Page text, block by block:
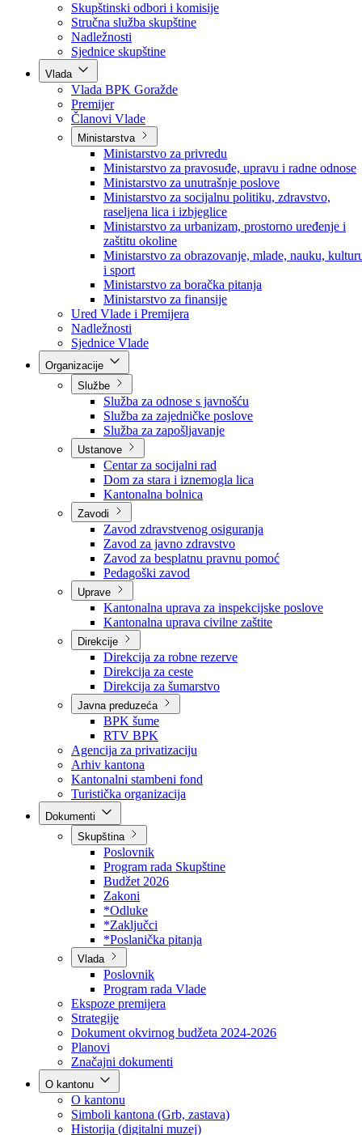
Poslanici po strankama
Poslanici po klubovima naroda
Kolegij skupštine
Skupštinski odbori i komisije
Stručna služba skupštine
Nadležnosti
Sjednice skupštine
Vlada
Vlada BPK Goražde
Premijer
Članovi Vlade
Ministarstva
Ministarstvo za privredu
Ministarstvo za pravosuđe, upravu i radne odnose
Ministarstvo za unutrašnje poslove
Ministarstvo za socijalnu politiku, zdravstvo,
raseljena lica i izbjeglice
Ministarstvo za urbanizam, prostorno uređenje i
zaštitu okoline
Ministarstvo za obrazovanje, mlade, nauku,
i sport
Ministarstvo za boračka pitanja
Ministarstvo za finansije
Ured Vlade i Premijera
Nadležnosti
Sjednice Vlade
Službe
Služba za odnose s javnošću
Služba za zajedničke poslove
Služba za zapošljavanje
Ustanove
Centar za socijalni rad
Dom za stara i iznemogla lica
Kantonalna bolnica
Zavodi
Zavod zdravstvenog osiguranja
Zavod za javno zdravstvo
Zavod za besplatnu pravnu pomoć
Pedagoški zavod
Uprave
Kantonalna uprava za inspekcijske poslove
Kantonalna uprava civilne zaštite
Direkcije
Direkcija za robne rezerve
Direkcija za ceste
Direkcija za šumarstvo
Javna preduzeća
BPK šume
RTV BPK
Agencija za privatizaciju
Arhiv kantona
Kantonalni stambeni fond
Turistička organizacija
Skupština
Poslovnik
Program rada Skupštine
Budžet 2026
Zakoni
*Odluke
*Zaključci
*Poslanička pitanja
Vlada
Poslovnik
Program rada Vlade
Ekspoze premijera
Strategije
Dokument okvirnog budžeta 2024-2026
Planovi
Značajni dokumenti
O kantonu